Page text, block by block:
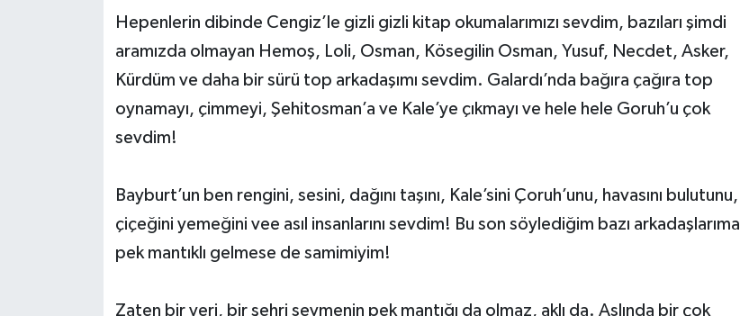
Hepenlerin dibinde Cengiz’le gizli gizli kitap okumalarımızı sevdim, bazıları şimdi
aramızda olmayan Hemoş, Loli, Osman, Kösegilin Osman, Yusuf, Necdet, Asker,
Kürdüm ve daha bir sürü top arkadaşımı sevdim. Galardı’nda bağıra çağıra top
oynamayı, çimmeyi, Şehitosman’a ve Kale’ye çıkmayı ve hele hele Goruh’u çok
sevdim!
Bayburt’un ben rengini, sesini, dağını taşını, Kale’sini Çoruh’unu, havasını bulutunu,
çiçeğini yemeğini vee asıl insanlarını sevdim! Bu son söylediğim bazı arkadaşlarıma
pek mantıklı gelmese de samimiyim!
Zaten bir yeri, bir şehri sevmenin pek mantığı da olmaz, aklı da. Aslında bir çok